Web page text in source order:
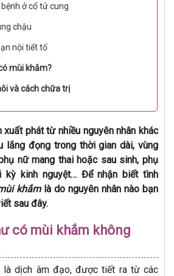
ở cổ tử cung
chậu
nội tiết tố
mùi khắm?
và cách chữa trị
phát từ nhiều nguyên nhân khác
lắng đọng trong thời gian dài, vùng
nữ mang thai hoặc sau sinh, phụ
kỳ kinh nguyệt… Để nhận biết tình
khắmlà do nguyên nhân nào bạn
sau đây.
có mùi khắm không
là dịch âm đạo, được tiết ra từ các